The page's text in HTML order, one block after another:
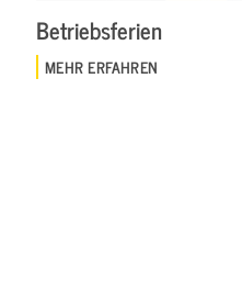
Betriebsferien
MEHR ERFAHREN